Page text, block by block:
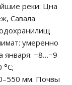
реки: Цна
Савала
умеренно
января: −8…−9
мм. Почвы